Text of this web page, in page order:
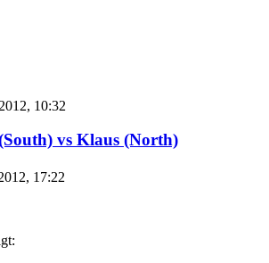
10:32
vs Klaus (North)
17:22